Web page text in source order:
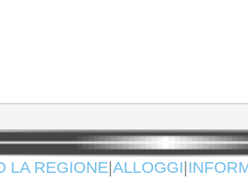
LA REGIONE ALLOGGI